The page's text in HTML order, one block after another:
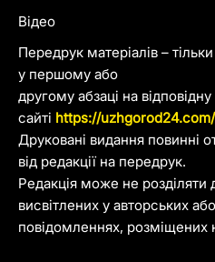
Передрук матеріалів –
у першому або
другому абзаці на відповідну
сайті https://uzhgorod24.com/
Друковані видання повинні
від редакції на передрук.
Редакція може не розділяти
висвітлених у авторських
повідомленнях, розміщених
Відео